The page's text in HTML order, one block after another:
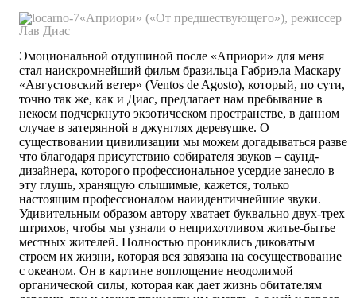
«Априори» («От предшествующего»), режиссер
Лав Диас
Эмоциональной отдушиной после «Априори» для меня
стал наискромнейший фильм бразильца Габриэла Маскару
«Августовский ветер» (Ventos de Agosto), который, по сути,
точно так же, как и Диас, предлагает нам пребывание в
некоем подчеркнуто экзотическом пространстве, в данном
случае в затерянной в джунглях деревушке. О
существовании цивилизации мы можем догадываться разве
что благодаря присутствию собирателя звуков – саунд-
дизайнера, которого профессиональное усердие занесло в
эту глушь, хранящую слышимые, кажется, только
настоящим профессионалом наиидентичнейшие звуки.
Удивительным образом автору хватает буквально двух-трех
штрихов, чтобы мы узнали о неприхотливом житье-бытье
местных жителей. Полностью прониклись диковатым
строем их жизни, которая вся завязана на сосуществование
с океаном. Он в картине воплощение неодолимой
органической силы, которая как дает жизнь обитателям